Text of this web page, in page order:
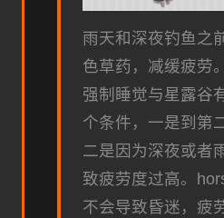
雨天和深夜钓鱼之
色草药，减缓疲劳
强制睡觉与星露谷
个条件，一是到第
二是因为深夜或者
致疲劳度过高。
不会导致昏迷，疲